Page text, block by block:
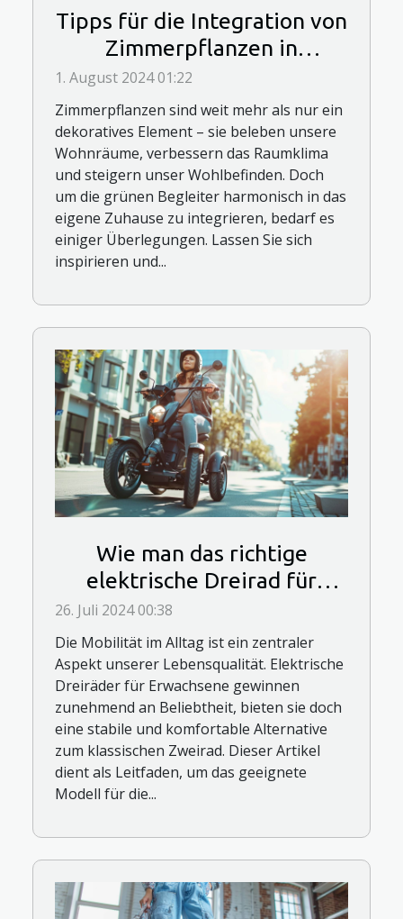
Tipps für die Integration von
Zimmerpflanzen in
verschiedene Wohnbereiche
1. August 2024 01:22
Zimmerpflanzen sind weit mehr als nur ein
dekoratives Element – sie beleben unsere
Wohnräume, verbessern das Raumklima
und steigern unser Wohlbefinden. Doch
um die grünen Begleiter harmonisch in das
eigene Zuhause zu integrieren, bedarf es
einiger Überlegungen. Lassen Sie sich
inspirieren und...
Wie man das richtige
elektrische Dreirad für
Erwachsene auswählt
26. Juli 2024 00:38
Die Mobilität im Alltag ist ein zentraler
Aspekt unserer Lebensqualität. Elektrische
Dreiräder für Erwachsene gewinnen
zunehmend an Beliebtheit, bieten sie doch
eine stabile und komfortable Alternative
zum klassischen Zweirad. Dieser Artikel
dient als Leitfaden, um das geeignete
Modell für die...